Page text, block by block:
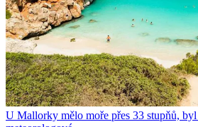
U Mallorky mělo moře přes 33 stupňů,